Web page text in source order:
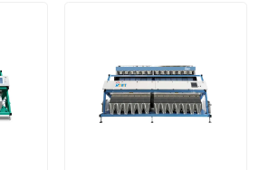
معلومات عنا